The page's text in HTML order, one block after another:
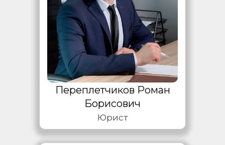
Юрист
Переплетчиков Роман
Борисович